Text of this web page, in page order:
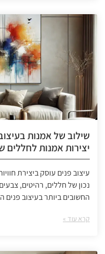
שילוב של אמנות
יצירות אמנות לחללים
עיצוב פנים עוסק ביצירת
נכון של חללים, רהיטים,
החשובים ביותר בעיצוב פנים
קרא עוד »